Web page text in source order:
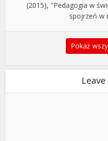
(2015), "Pedagogia w
spojrzeń w
Pokaż